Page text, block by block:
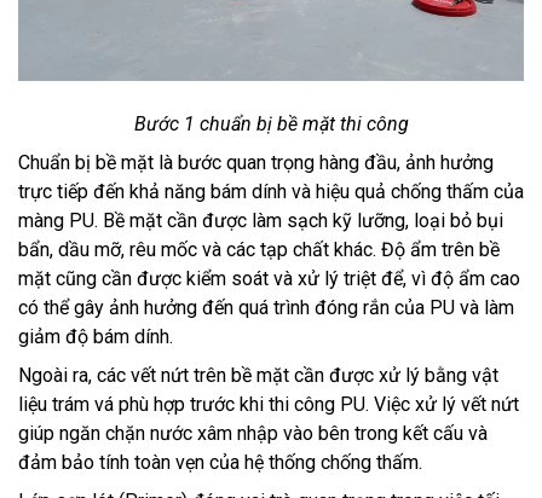
Bước 1 chuẩn bị bề mặt thi công
Chuẩn bị bề mặt là bước quan trọng hàng đầu, ảnh hưởng
trực tiếp đến khả năng bám dính và hiệu quả chống thấm của
màng PU. Bề mặt cần được làm sạch kỹ lưỡng, loại bỏ bụi
bẩn, dầu mỡ, rêu mốc và các tạp chất khác. Độ ẩm trên bề
mặt cũng cần được kiểm soát và xử lý triệt để, vì độ ẩm cao
có thể gây ảnh hưởng đến quá trình đóng rắn của PU và làm
giảm độ bám dính.
Ngoài ra, các vết nứt trên bề mặt cần được xử lý bằng vật
liệu trám vá phù hợp trước khi thi công PU. Việc xử lý vết nứt
giúp ngăn chặn nước xâm nhập vào bên trong kết cấu và
đảm bảo tính toàn vẹn của hệ thống chống thấm.